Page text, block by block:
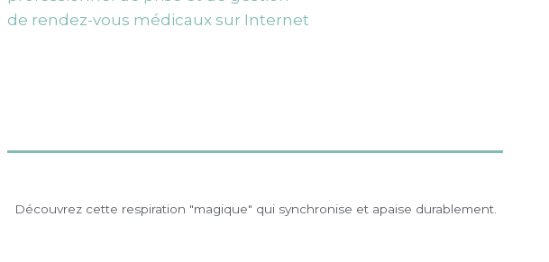
Découvrez cette respiration "magique" qui synchronise et apaise durablement.